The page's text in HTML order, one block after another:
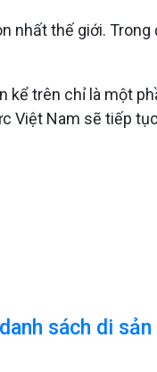
thế giới.
kể trên chỉ là một
Nam sẽ tiếp
sách di